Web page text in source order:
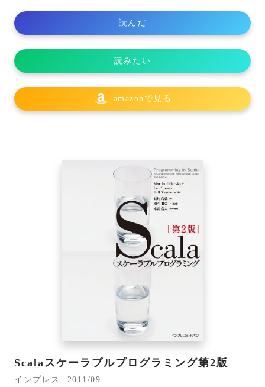
読んだ
読みたい
amazonで見る
Scalaスケーラブルプログラミング第2版
インプレス
2011/09